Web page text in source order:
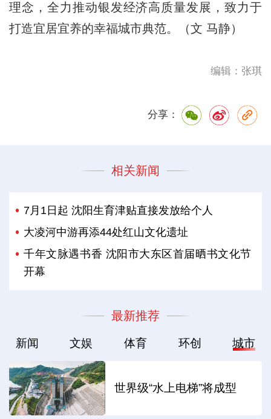
理念，全力推动银发经济高质量发展，致力于
打造宜居宜养的幸福城市典范。（文 马静）
编辑：张琪
分享：
相关新闻
7月1日起 沈阳生育津贴直接发放给个人
大凌河中游再添44处红山文化遗址
千年文脉遇书香 沈阳市大东区首届晒书文化节
开幕
最新推荐
新闻 文娱 体育 环创 城市
世界级“水上电梯”将成型